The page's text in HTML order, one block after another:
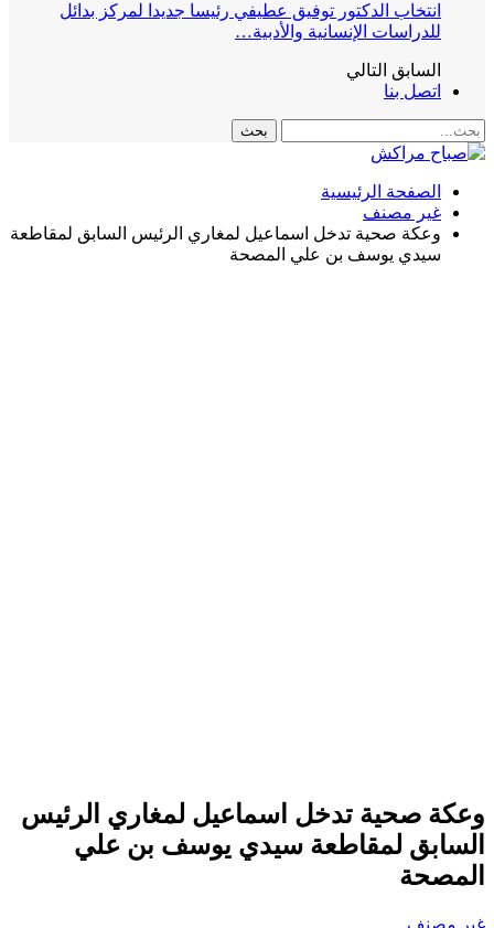
انتخاب الدكتور توفيق عطيفي رئيسا جديدا لمركز بدائل
للدراسات الإنسانية والأدبية…
السابق التالي
اتصل بنا
الصفحة الرئيسية
غير مصنف
وعكة صحية تدخل اسماعيل لمغاري الرئيس السابق لمقاطعة
سيدي يوسف بن علي المصحة
وعكة صحية تدخل اسماعيل لمغاري الرئيس
السابق لمقاطعة سيدي يوسف بن علي
المصحة
غير مصنف